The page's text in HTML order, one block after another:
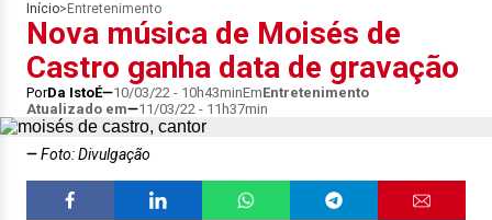
Início> Entretenimento
Nova música de Moisés de
Castro ganha data de gravação
PorDa IstoÉ 10/03/22 - 10h43minEmEntretenimento
Atualizado em
11/03/22 - 11h37min
Foto: Divulgação